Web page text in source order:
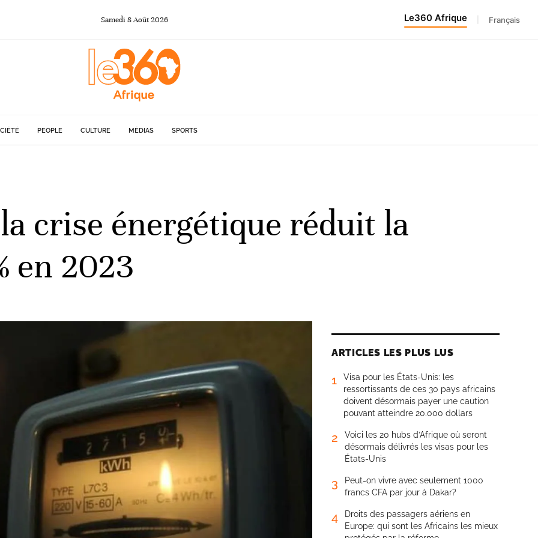
Samedi 8Août2026 Le360 Afrique Français
PEOPLE CULTURE MÉDIAS SPORTS
crise énergétique réduit la
en 2023
ARTICLES LES PLUS LUS
1
Visa pour les États-Unis: les
ressortissants de ces 30 pays africains
doivent désormais payer une caution
pouvant atteindre 20.000 dollars
2
Voici les 20 hubs d’Afrique où seront
désormais délivrés les visas pour les
États-Unis
3
Peut-on vivre avec seulement 1000
francs CFA par jour à Dakar?
4
Droits des passagers aériens en
Europe: qui sont les Africains les mieux